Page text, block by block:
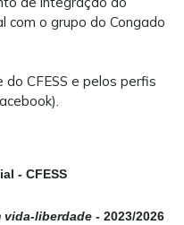
com o grupo do Congado
CFESS e pelos perfis
- CFESS
vida-liberdade - 2023/2026